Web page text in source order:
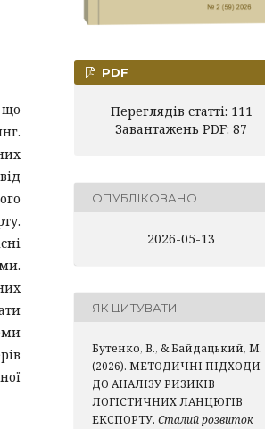
PDF
Переглядів статті: 111
Завантажень PDF: 87
ОПУБЛІКОВАНО
2026-05-13
ЯК ЦИТУВАТИ
Бутенко, В., & Байдацький, М.
(2026). МЕТОДИЧНІ ПІДХОДИ
ДО АНАЛІЗУ РИЗИКІВ
ЛОГІСТИЧНИХ ЛАНЦЮГІВ
ЕКСПОРТУ. Сталий розвиток